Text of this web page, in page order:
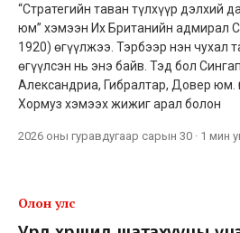
“Стратегийн таван түлхүүр дэлхий
юм” хэмээн Их Британийн адмирал
1920) өгүүлжээ. Тэрбээр нэн чухал
өгүүлсэн нь энэ байв. Тэд бол
Александриа, Гибралтар, Довер юм.
Хормуз хэмээх жижиг арал болон
2026 оны гуравдугаар сарын 30 · 1 мин
Олон улс